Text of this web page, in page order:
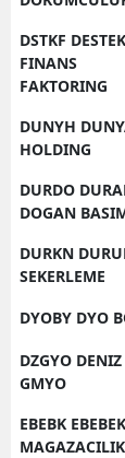
DSTKF DESTEK
FINANS
FAKTORING
DUNYH
HOLDING
DURDO
DOGAN
DURKN
SEKERLEME
DYOBY DYO
DZGYO DENIZ
GMYO
EBEBK EBEBEK
MAGAZACILIK